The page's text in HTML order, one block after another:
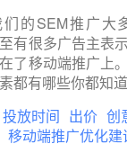
的SEM推广大
有很多广告主表
了移动端推广上
都有哪些你都知
投放时间 出价 创
移动端推广优化建